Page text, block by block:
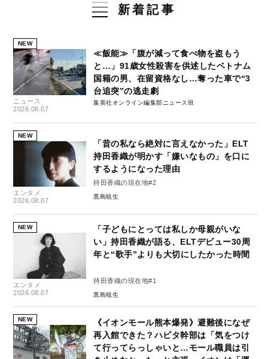
新着記事
NEW
ニュース
2026.08.07
≪飯能≫「腹が減って食べ物を盗もう
と…」91歳女性殺害を供述したベトナム
国籍の男、在留資格なし…奪った車で“3
台追突”の逃走劇
集英社オンライン編集部ニュース班
NEW
エンタメ
2026.08.07
「昔の私なら絶対に言えなかった」ELT
持田香織が明かす「嫌いなもの」を口に
するようになった理由
持田香織の現在地#2
黒島暁生
NEW
エンタメ
2026.08.07
「子どもにとっては私しか母親がいな
い」持田香織が語る、ELTデビュー30周
年と“歌手”よりも大切にしたかった時間
持田香織の現在地#1
黒島暁生
NEW
《イオンモール熊本爆発》避難後になぜ
再入館できた？ハビタ幹部は「気をつけ
て行ってらっしゃいと…モール職員は引